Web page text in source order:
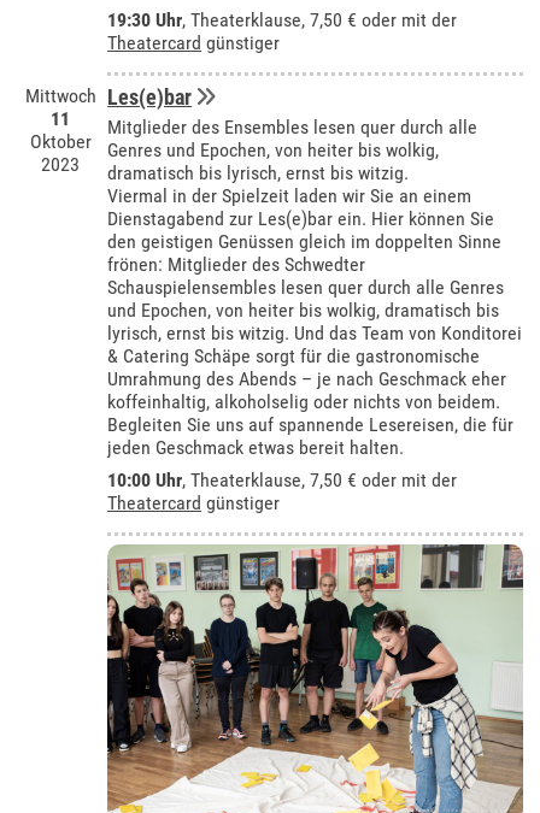
19:30 Uhr,Theaterklause, 7,50 € oder mit der
Theatercard günstiger
Mittwoch
11
Oktober
2023
Les(e)bar
Mitglieder des Ensembles lesen quer durch alle
Genres und Epochen, von heiter bis wolkig,
dramatisch bis lyrisch, ernst bis witzig.
Viermal in der Spielzeit laden wir Sie an einem
Dienstagabend zur Les(e)bar ein. Hier können Sie
den geistigen Genüssen gleich im doppelten Sinne
frönen: Mitglieder des Schwedter
Schauspielensembles lesen quer durch alle Genres
und Epochen, von heiter bis wolkig, dramatisch bis
lyrisch, ernst bis witzig. Und das Team von Konditorei
& Catering Schäpe sorgt für die gastronomische
Umrahmung des Abends – je nach Geschmack eher
koffeinhaltig, alkoholselig oder nichts von beidem.
Begleiten Sie uns auf spannende Lesereisen, die für
jeden Geschmack etwas bereit halten.
10:00 Uhr,Theaterklause, 7,50 € oder mit der
Theatercard günstiger